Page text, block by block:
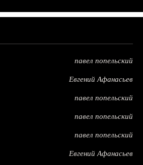
павел попельский
Евгений Афанасьев
павел попельский
павел попельский
павел попельский
Евгений Афанасьев